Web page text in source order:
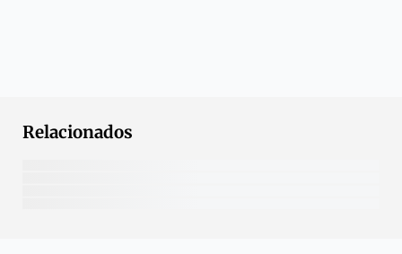
Relacionados